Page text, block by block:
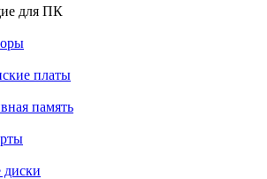
для ПК
платы
память
диски